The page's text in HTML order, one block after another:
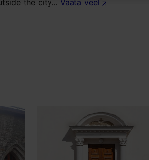
the city... Vaata veel